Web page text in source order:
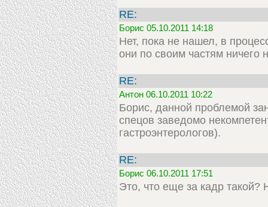
RE:
Борис 05.10.2011 14:18
Нет, пока не нашел, в
они по своим частям ничего
RE:
Антон 06.10.2011 10:22
Борис, данной проблемой
спецов заведомо
гастроэнтерологов).
RE:
Борис 06.10.2011 17:51
Это, что еще за кадр такой?